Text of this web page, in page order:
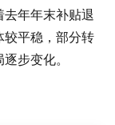
年年末补贴退
较平稳，部分转
步变化。